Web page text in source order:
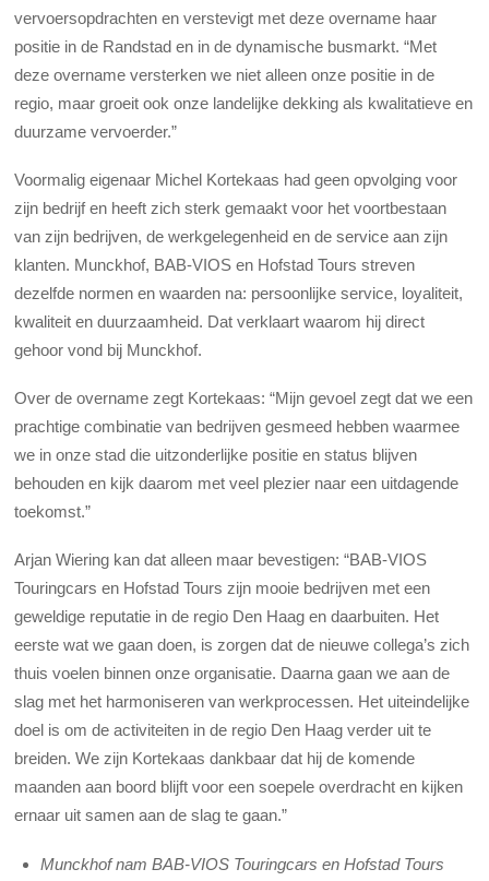
vervoersopdrachten en verstevigt met deze overname haar
positie in de Randstad en in de dynamische busmarkt. “Met
deze overname versterken we niet alleen onze positie in de
regio, maar groeit ook onze landelijke dekking als kwalitatieve en
duurzame vervoerder.”
Voormalig eigenaar Michel Kortekaas had geen opvolging voor
zijn bedrijf en heeft zich sterk gemaakt voor het voortbestaan
van zijn bedrijven, de werkgelegenheid en de service aan zijn
klanten. Munckhof, BAB-VIOS en Hofstad Tours streven
dezelfde normen en waarden na: persoonlijke service, loyaliteit,
kwaliteit en duurzaamheid. Dat verklaart waarom hij direct
gehoor vond bij Munckhof.
Over de overname zegt Kortekaas: “Mijn gevoel zegt dat we een
prachtige combinatie van bedrijven gesmeed hebben waarmee
we in onze stad die uitzonderlijke positie en status blijven
behouden en kijk daarom met veel plezier naar een uitdagende
toekomst.”
Arjan Wiering kan dat alleen maar bevestigen: “BAB-VIOS
Touringcars en Hofstad Tours zijn mooie bedrijven met een
geweldige reputatie in de regio Den Haag en daarbuiten. Het
eerste wat we gaan doen, is zorgen dat de nieuwe collega’s zich
thuis voelen binnen onze organisatie. Daarna gaan we aan de
slag met het harmoniseren van werkprocessen. Het uiteindelijke
doel is om de activiteiten in de regio Den Haag verder uit te
breiden. We zijn Kortekaas dankbaar dat hij de komende
maanden aan boord blijft voor een soepele overdracht en kijken
ernaar uit samen aan de slag te gaan.”
Munckhof nam BAB-VIOS Touringcars en Hofstad Tours